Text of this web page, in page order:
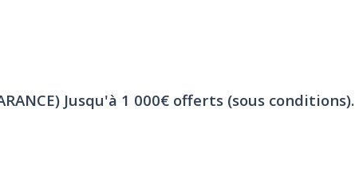
Jusqu'à 1 000€ offerts (sous conditions).